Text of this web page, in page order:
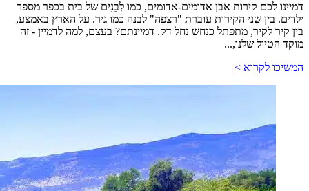
דמיינו לכם קירות אבן אדומים-אדומים, כמו לְבֵנִים של בית בכפר מספר
ילדים. בין שני הקירות עוברת "רצפה" לבנה כמו גיר. על הארץ באמצע,
בין קיר לקיר, מתפתל כנחש נחל דק. דמיינתם? בעצם, למה לדמיין - זה
מוקד הטיול שלנו,...
המשיכו לקרוא >